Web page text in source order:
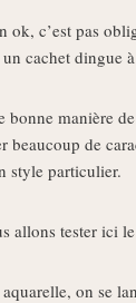
c’est pas
cachet dingue
bonne manière
beaucoup de
style particulier.
allons tester ici
on se